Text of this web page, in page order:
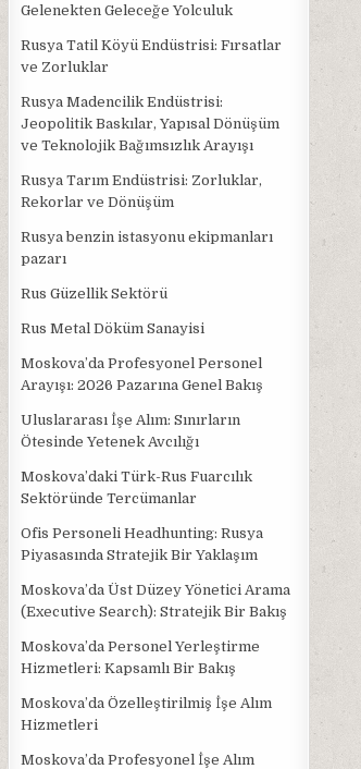
Gelenekten Geleceğe Yolculuk
Rusya Tatil Köyü Endüstrisi: Fırsatlar
ve Zorluklar
Rusya Madencilik Endüstrisi:
Jeopolitik Baskılar, Yapısal Dönüşüm
ve Teknolojik Bağımsızlık Arayışı
Rusya Tarım Endüstrisi: Zorluklar,
Rekorlar ve Dönüşüm
Rusya benzin istasyonu ekipmanları
pazarı
Rus Güzellik Sektörü
Rus Metal Döküm Sanayisi
Moskova’da Profesyonel Personel
Arayışı: 2026 Pazarına Genel Bakış
Uluslararası İşe Alım: Sınırların
Ötesinde Yetenek Avcılığı
Moskova’daki Türk-Rus Fuarcılık
Sektöründe Tercümanlar
Ofis Personeli Headhunting: Rusya
Piyasasında Stratejik Bir Yaklaşım
Moskova’da Üst Düzey Yönetici Arama
(Executive Search): Stratejik Bir Bakış
Moskova’da Personel Yerleştirme
Hizmetleri: Kapsamlı Bir Bakış
Moskova’da Özelleştirilmiş İşe Alım
Hizmetleri
Moskova’da Profesyonel İşe Alım